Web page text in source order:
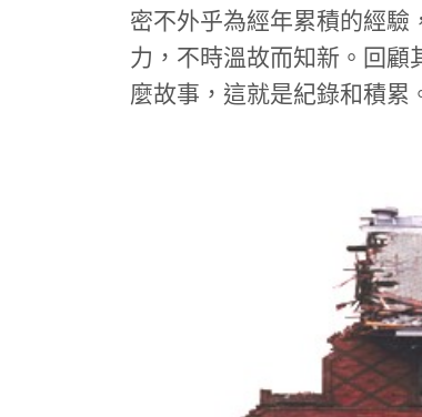
密不外乎為經年累積的經
力，不時溫故而知新。回
麼故事，這就是紀錄和積累